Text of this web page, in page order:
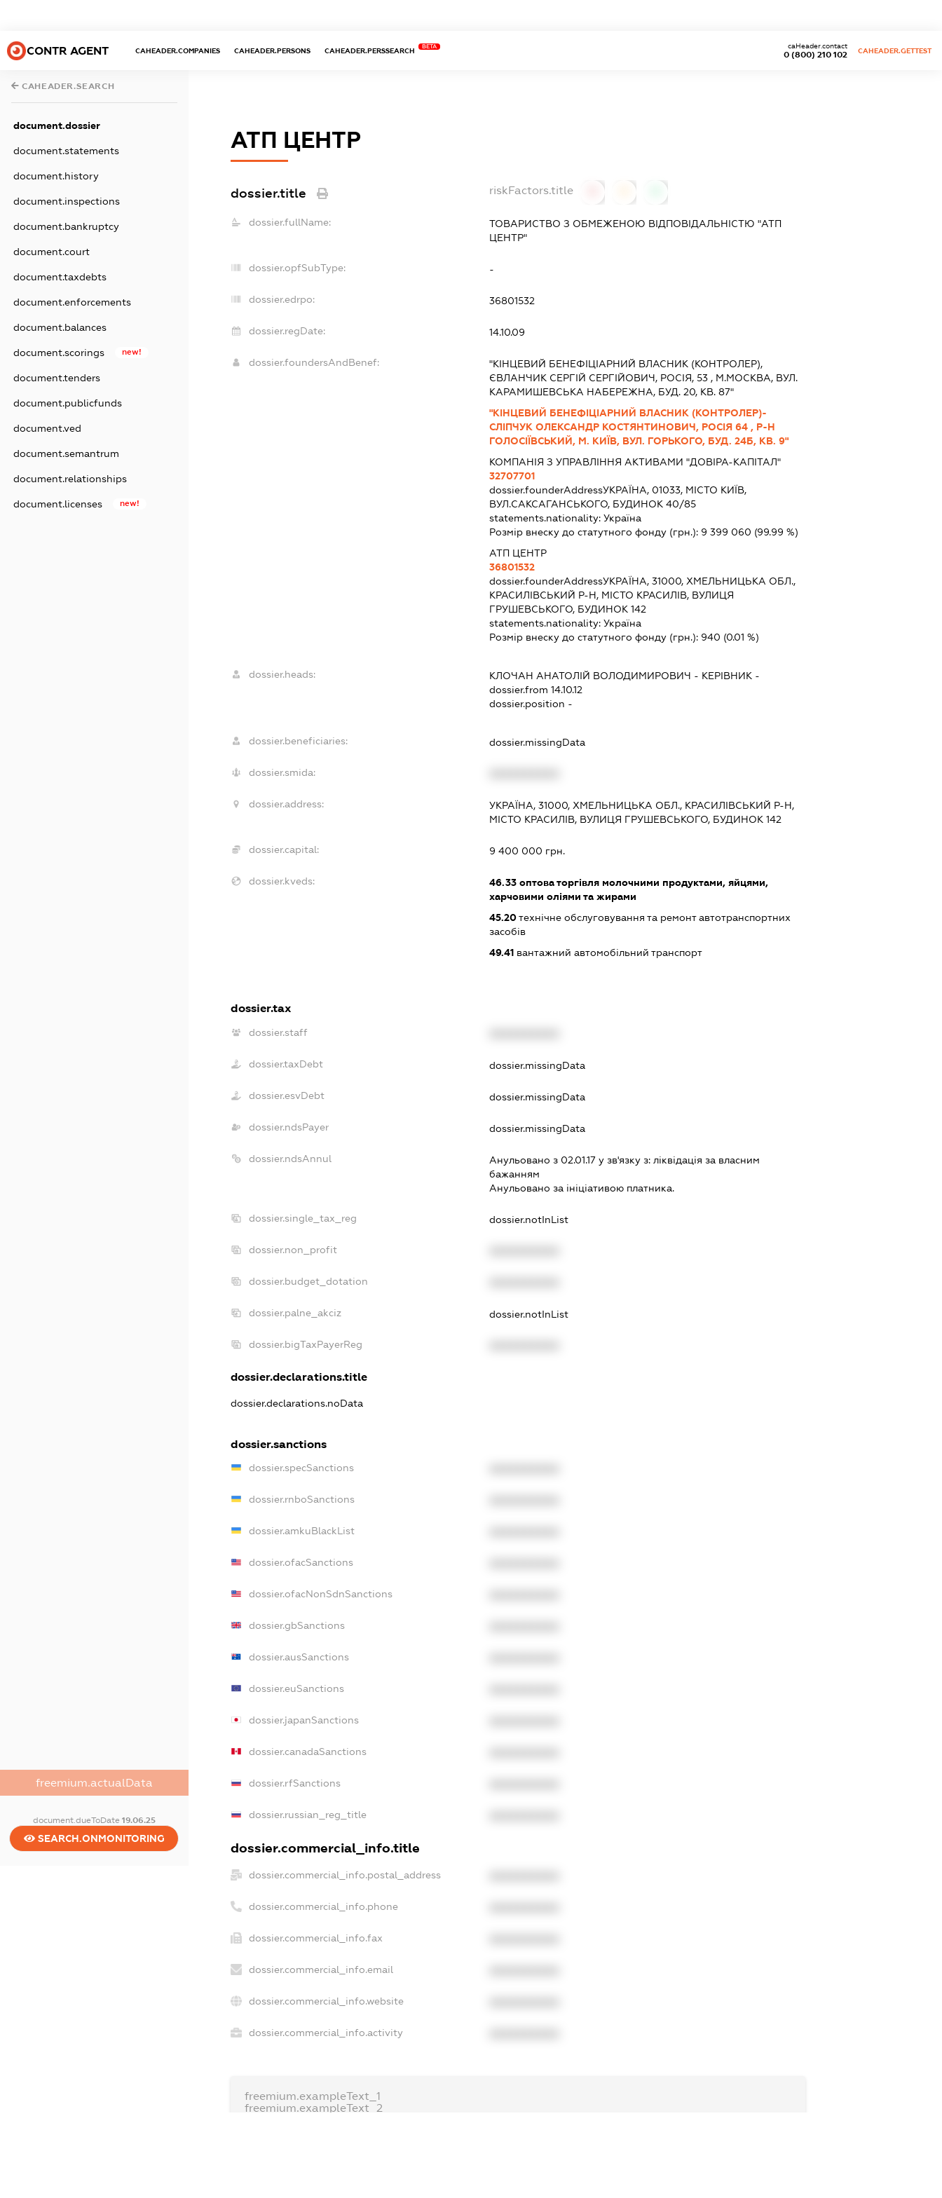
CONTR AGENT CAHEADER.COMPANIES CAHEADER.PERSONS CAHEADER.PERSSEARCH
BETA
0 (800) 210 102
caHeader.contact
CAHEADER.GETTEST
CAHEADER.SEARCH
document.dossier
document.statements
document.history
document.inspections
document.bankruptcy
document.court
document.taxdebts
document.enforcements
document.balances
document.scorings new!
document.tenders
document.publicfunds
document.ved
document.semantrum
document.relationships
document.licenses new!
freemium.actualData
document.dueToDate 19.06.25
SEARCH.ONMONITORING
АТП ЦЕНТР
dossier.title riskFactors.title
dossier.fullName:
ТОВАРИСТВО З ОБМЕЖЕНОЮ ВІДПОВІДАЛЬНІСТЮ "АТП
ЦЕНТР"
dossier.opfSubType: -
dossier.edrpo: 36801532
dossier.regDate: 14.10.09
dossier.foundersAndBenef:
"КІНЦЕВИЙ БЕНЕФІЦІАРНИЙ ВЛАСНИК (КОНТРОЛЕР),
ЄВЛАНЧИК СЕРГІЙ СЕРГІЙОВИЧ, РОСІЯ, 53 , М.МОСКВА, ВУЛ.
КАРАМИШЕВСЬКА НАБЕРЕЖНА, БУД. 20, КВ. 87"
"КІНЦЕВИЙ БЕНЕФІЦІАРНИЙ ВЛАСНИК (КОНТРОЛЕР)-
СЛІПЧУК ОЛЕКСАНДР КОСТЯНТИНОВИЧ, РОСІЯ 64 , Р-Н
ГОЛОСІЇВСЬКИЙ, М. КИЇВ, ВУЛ. ГОРЬКОГО, БУД. 24Б, КВ. 9"
КОМПАНІЯ З УПРАВЛІННЯ АКТИВАМИ "ДОВІРА-КАПІТАЛ"
32707701
dossier.founderAddressУКРАЇНА, 01033, МІСТО КИЇВ,
ВУЛ.САКСАГАНСЬКОГО, БУДИНОК 40/85
statements.nationality:Україна
Розмір внеску до статутного фонду (грн.): 9 399 060 (99.99 %)
АТП ЦЕНТР
36801532
dossier.founderAddressУКРАЇНА, 31000, ХМЕЛЬНИЦЬКА ОБЛ.,
КРАСИЛІВСЬКИЙ Р-Н, МІСТО КРАСИЛІВ, ВУЛИЦЯ
ГРУШЕВСЬКОГО, БУДИНОК 142
statements.nationality:Україна
Розмір внеску до статутного фонду (грн.): 940 (0.01 %)
dossier.heads: КЛОЧАН АНАТОЛІЙ ВОЛОДИМИРОВИЧ - КЕРІВНИК -
dossier.from 14.10.12
dossier.position -
dossier.beneficiaries: dossier.missingData
dossier.smida:
dossier.address:
УКРАЇНА, 31000, ХМЕЛЬНИЦЬКА ОБЛ., КРАСИЛІВСЬКИЙ Р-Н,
МІСТО КРАСИЛІВ, ВУЛИЦЯ ГРУШЕВСЬКОГО, БУДИНОК 142
dossier.capital: 9 400 000 грн.
dossier.kveds: 46.33 оптова торгівля молочними продуктами, яйцями,
харчовими оліями та жирами
45.20технічне обслуговування та ремонт автотранспортних
засобів
49.41 вантажний автомобільний транспорт
dossier.tax
dossier.staff
dossier.taxDebt dossier.missingData
dossier.esvDebt dossier.missingData
dossier.ndsPayer dossier.missingData
dossier.ndsAnnul Анульовано з 02.01.17 у зв'язку з: лiквiдацiя за власним
бажанням
Анульовано за iнiцiативою платника.
dossier.single_tax_reg dossier.notInList
dossier.non_profit
dossier.budget_dotation
dossier.palne_akciz dossier.notInList
dossier.bigTaxPayerReg
dossier.declarations.title
dossier.declarations.noData
dossier.sanctions
dossier.specSanctions
dossier.rnboSanctions
dossier.amkuBlackList
dossier.ofacSanctions
dossier.ofacNonSdnSanctions
dossier.gbSanctions
dossier.ausSanctions
dossier.euSanctions
dossier.japanSanctions
dossier.canadaSanctions
dossier.rfSanctions
dossier.russian_reg_title
dossier.commercial_info.title
dossier.commercial_info.postal_address
dossier.commercial_info.phone
dossier.commercial_info.fax
dossier.commercial_info.email
dossier.commercial_info.website
dossier.commercial_info.activity
freemium.exampleText_1
freemium.exampleText_2